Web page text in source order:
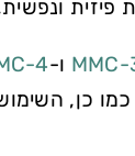
פיזית
ו-4-MMC
כן,